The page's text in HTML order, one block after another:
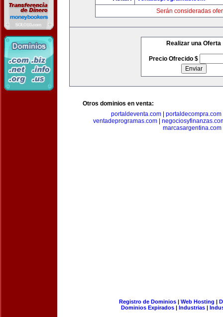
Serán consideradas
Realizar una Oferta
Precio Ofrecido $
Otros dominios en venta:
portaldeventa.com
portaldecompra.com
ventadeprogramas.com|
marcasargentina.com
Registro de Dominios| Web Hosting |
Dominios Expirados | Industrias |